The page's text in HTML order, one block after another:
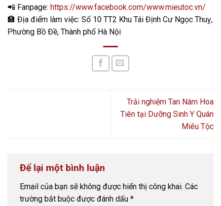
📲 Fanpage: https://www.facebook.com/www.mieutoc.vn/
🏣 Địa điểm làm việc: Số 10 TT2 Khu Tái Định Cư Ngọc Thuỵ,
Phường Bồ Đề, Thành phố Hà Nội
Trải nghiệm Tan Nám Hoa
Tiên tại Dưỡng Sinh Y Quán
Miêu Tộc
Để lại một bình luận
Email của bạn sẽ không được hiển thị công khai. Các
trường bắt buộc được đánh dấu *